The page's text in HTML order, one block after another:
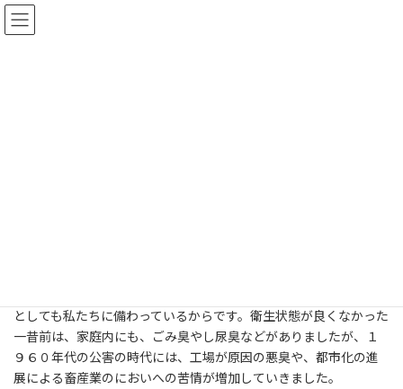
コ
ン
ナ
ビ
としても私たちに備わっているからです。衛生状態が良くなかった
一昔前は、家庭内にも、ごみ臭やし尿臭などがありましたが、１
９６０年代の公害の時代には、工場が原因の悪臭や、都市化の進
展による畜産業のにおいへの苦情が増加していきました。